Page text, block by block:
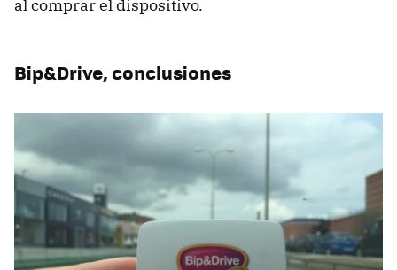
al comprar el dispositivo.
Bip&Drive, conclusiones